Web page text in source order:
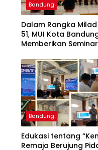
Bandung
Dalam Rangka Milad
51, MUI Kota
Memberikan Seminar
Pesantren di Kota
Bandung
Edukasi tentang
Remaja Berujung